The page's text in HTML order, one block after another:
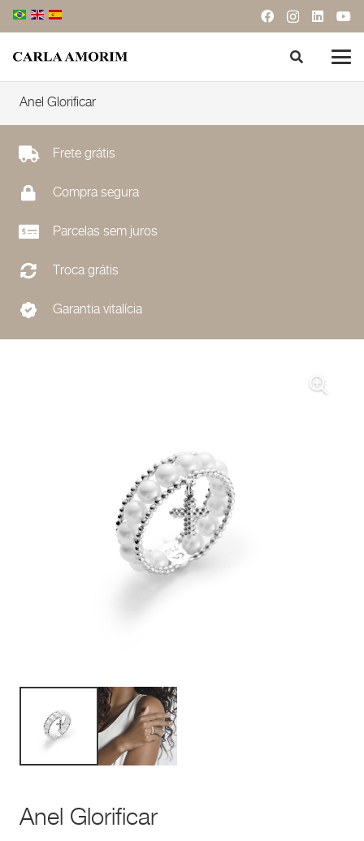
Anel Glorificar
Frete grátis
Compra segura
Parcelas sem juros
Troca grátis
Garantia vitalícia
Anel Glorificar